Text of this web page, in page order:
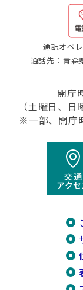
通訳オペ
通話先：青
開庁
（土曜日、
※一部、開庁